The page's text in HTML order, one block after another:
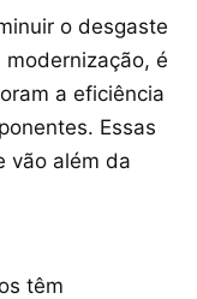
o desgaste
é
a eficiência
Essas
vão além da
têm